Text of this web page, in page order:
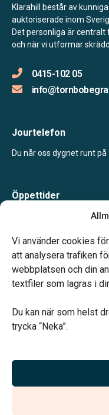
Vi använder cookies
att analysera trafiken
webbplatsen och din
textfiler som lagras i
Du kan när som helst
trycka “Neka”.
Klarahill består av
auktoriserade inom
Det personliga är
och när vi utformar
0415-102 05
Jourtelefon
Du når oss dygnet runt på
Öppettider
Måndag-Torsdag 09.00-
Telefonjour dygnet runt.
Vårt systerbolag Verahill
Vi är auktoriserade
har högt ställda krav